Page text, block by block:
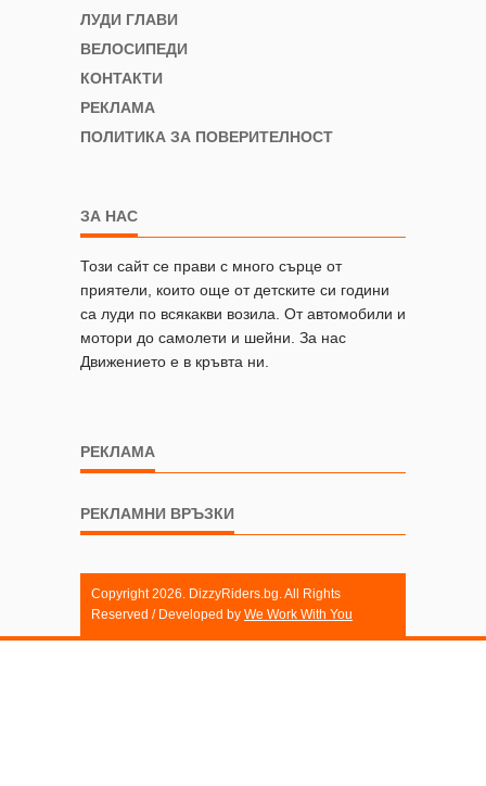
ЛУДИ ГЛАВИ
ВЕЛОСИПЕДИ
КОНТАКТИ
РЕКЛАМА
ПОЛИТИКА ЗА ПОВЕРИТЕЛНОСТ
ЗА НАС
Този сайт се прави с много сърце от
приятели, които още от детските си години
са луди по всякакви возила. От автомобили и
мотори до самолети и шейни. За нас
Движението е в кръвта ни.
РЕКЛАМА
РЕКЛАМНИ ВРЪЗКИ
Copyright 2026. DizzyRiders.bg. All Rights
Reserved / Developed by We Work With You